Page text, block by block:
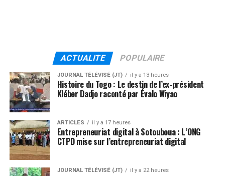
ACTUALITE POPULAIRE
JOURNAL TÉLÉVISÉ (JT) il y a 13 heures
Histoire du Togo : Le destin de l’ex-président
Kléber Dadjo raconté par Évalo Wiyao
ARTICLES il y a 17 heures
Entrepreneuriat digital à Sotouboua : L’ONG
CTPD mise sur l’entrepreneuriat digital
JOURNAL TÉLÉVISÉ (JT) il y a 22 heures